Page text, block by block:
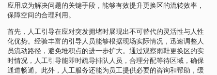
应用成为解决问题的关键手段，能够有效提升更换区的流转效率，
保障空间的合理利用。
首先，人工引导在应对突发拥堵时展现出不可替代的灵活性与人性
化优势。经验丰富的引导人员能够根据现场实际情况，迅速调整人
员流动路径，避免堆积点的进一步扩大。通过观察雨鞋更换区的实
时情况，人工引导能即时疏导排队人员，合理分配等待区域，确保
通道畅通。此外，人工服务还能为员工提供必要的咨询和帮助，缓